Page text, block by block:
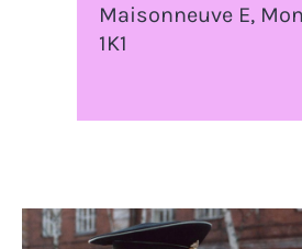
Maisonneuve E,
1K1